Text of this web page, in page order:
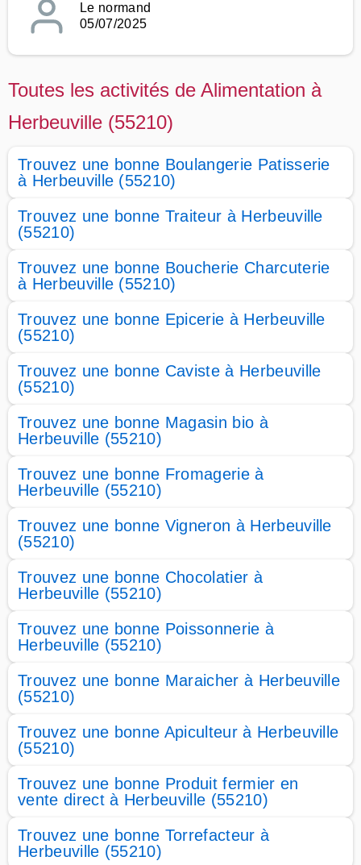
Le normand
05/07/2025
Toutes les activités de Alimentation à
Herbeuville (55210)
Trouvez une bonne Boulangerie Patisserie
à Herbeuville (55210)
Trouvez une bonne Traiteur à Herbeuville
(55210)
Trouvez une bonne Boucherie Charcuterie
à Herbeuville (55210)
Trouvez une bonne Epicerie à Herbeuville
(55210)
Trouvez une bonne Caviste à Herbeuville
(55210)
Trouvez une bonne Magasin bio à
Herbeuville (55210)
Trouvez une bonne Fromagerie à
Herbeuville (55210)
Trouvez une bonne Vigneron à Herbeuville
(55210)
Trouvez une bonne Chocolatier à
Herbeuville (55210)
Trouvez une bonne Poissonnerie à
Herbeuville (55210)
Trouvez une bonne Maraicher à Herbeuville
(55210)
Trouvez une bonne Apiculteur à Herbeuville
(55210)
Trouvez une bonne Produit fermier en
vente direct à Herbeuville (55210)
Trouvez une bonne Torrefacteur à
Herbeuville (55210)